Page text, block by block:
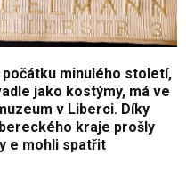
minulého století,
jako kostýmy, má ve
v Liberci. Díky
kraje prošly
e mohli spatřit